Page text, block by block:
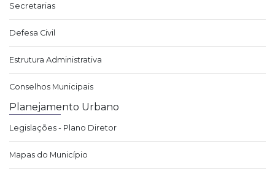
Secretarias
Defesa Civil
Estrutura Administrativa
Conselhos Municipais
Planejamento Urbano
Legislações - Plano Diretor
Mapas do Município